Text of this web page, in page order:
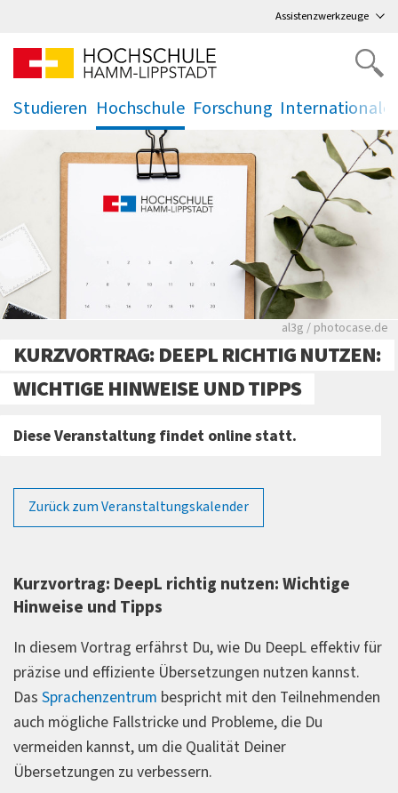
Assistenzwerkzeuge
Studieren Hochschule
.
Forschung
.
Rote leere
al3g / photocase.de
KURZVORTRAG: DEEPL RICHTIG NUTZEN:
WICHTIGE HINWEISE UND TIPPS
Diese Veranstaltung findet online statt.
Zurück zum Veranstaltungskalender
Kurzvortrag: DeepL richtig nutzen: Wichtige
Hinweise und Tipps
In diesem Vortrag erfährst Du, wie Du DeepL effektiv für
präzise und effiziente Übersetzungen nutzen kannst.
Das Sprachenzentrum bespricht mit den Teilnehmenden
auch mögliche Fallstricke und Probleme, die Du
vermeiden kannst, um die Qualität Deiner
Übersetzungen zu verbessern.